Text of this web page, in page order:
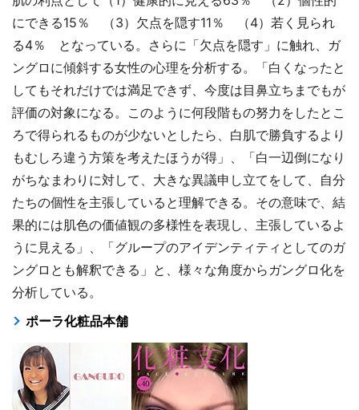
にできる15％ （3）欠点を隠す11％ （4）若く見られ
る4％ となっている。さらに「欠点を隠す」に触れ、ガ
ングロに傾斜する女性の心理を分析する。「白くなったと
してもそれだけでは満足できず、今度は目鼻立ちまでもが
評価の対象になる。このように何段階もの努力をしたとこ
ろで得られるものが少ないとしたら、白肌で勝負するより
もむしろ違う方策を考えたほうが得」、「白一辺倒になり
がちなまわりに対して、大きな異議申し立てをして、自分
たちの個性を主張していると理解できる。その意味で、結
果的には肌色の価値観の多様性を表現し、主張しているよ
うに見える」、「グループのアイデンティティとしてのガ
ングロとも解釈できる」と、様々な角度からガングロ化を
分析している。
ポーラ化粧品本舗